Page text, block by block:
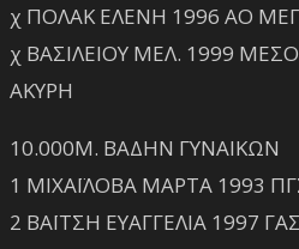
χ ΠΟΛΑΚ ΕΛΕΝΗ 1996 ΑΟ
χ ΒΑΣΙΛΕΙΟΥ ΜΕΛ. 1999
ΑΚΥΡΗ
10.000Μ. ΒΑΔΗΝ ΓΥΝΑΙΚΩΝ
1 ΜΙΧΑΪΛΟΒΑ ΜΑΡΤΑ 1993
2 ΒΑΪΤΣΗ ΕΥΑΓΓΕΛΙΑ 1997